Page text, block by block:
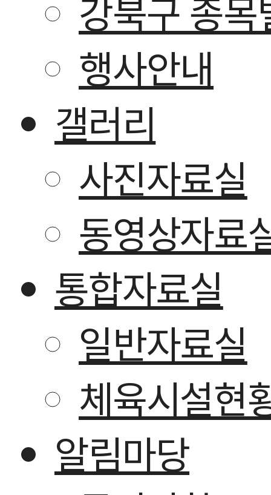
강북구 종목
행사안내
갤러리
사진자료실
동영상자료
통합자료실
일반자료실
체육시설현
알림마당